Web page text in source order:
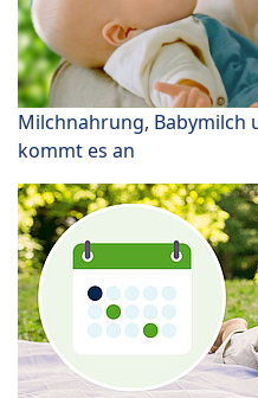
Milchnahrung, Babymilch
kommt es an